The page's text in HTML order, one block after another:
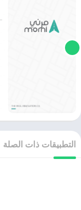
التطبيقات ذات الصلة